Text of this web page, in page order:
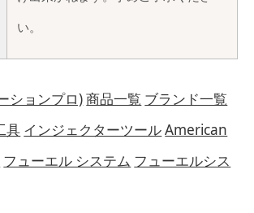
い。
ションプロ)商品一覧 ブランド一覧
具 インジェクターツールAmerican
フューエル システム フューエルシス